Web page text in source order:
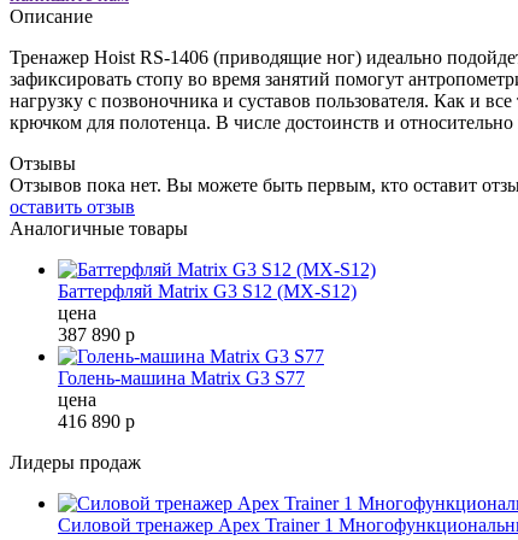
Описание
Тренажер Hoist RS-1406 (приводящие ног) идеально
зафиксировать стопу во время занятий помогут
нагрузку с позвоночника и суставов пользователя. Как и
крючком для полотенца. В числе достоинств и
Отзывы
Отзывов пока нет. Вы можете быть первым, кто оставит
оставить отзыв
Аналогичные товары
Баттерфляй Matrix G3 S12 (MX-S12)
цена
387 890 р
Голень-машина Matrix G3 S77
цена
416 890 р
Лидеры продаж
Силовой тренажер Apex Trainer 1